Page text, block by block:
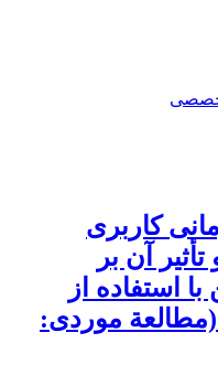
کاربری
آن بر
استفاده از
موردی: